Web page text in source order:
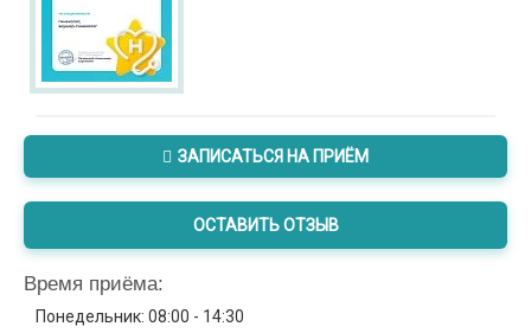
ЗАПИСАТЬСЯ НА ПРИЁМ
ОСТАВИТЬ ОТЗЫВ
Время приёма:
Понедельник: 08:00 - 14:30